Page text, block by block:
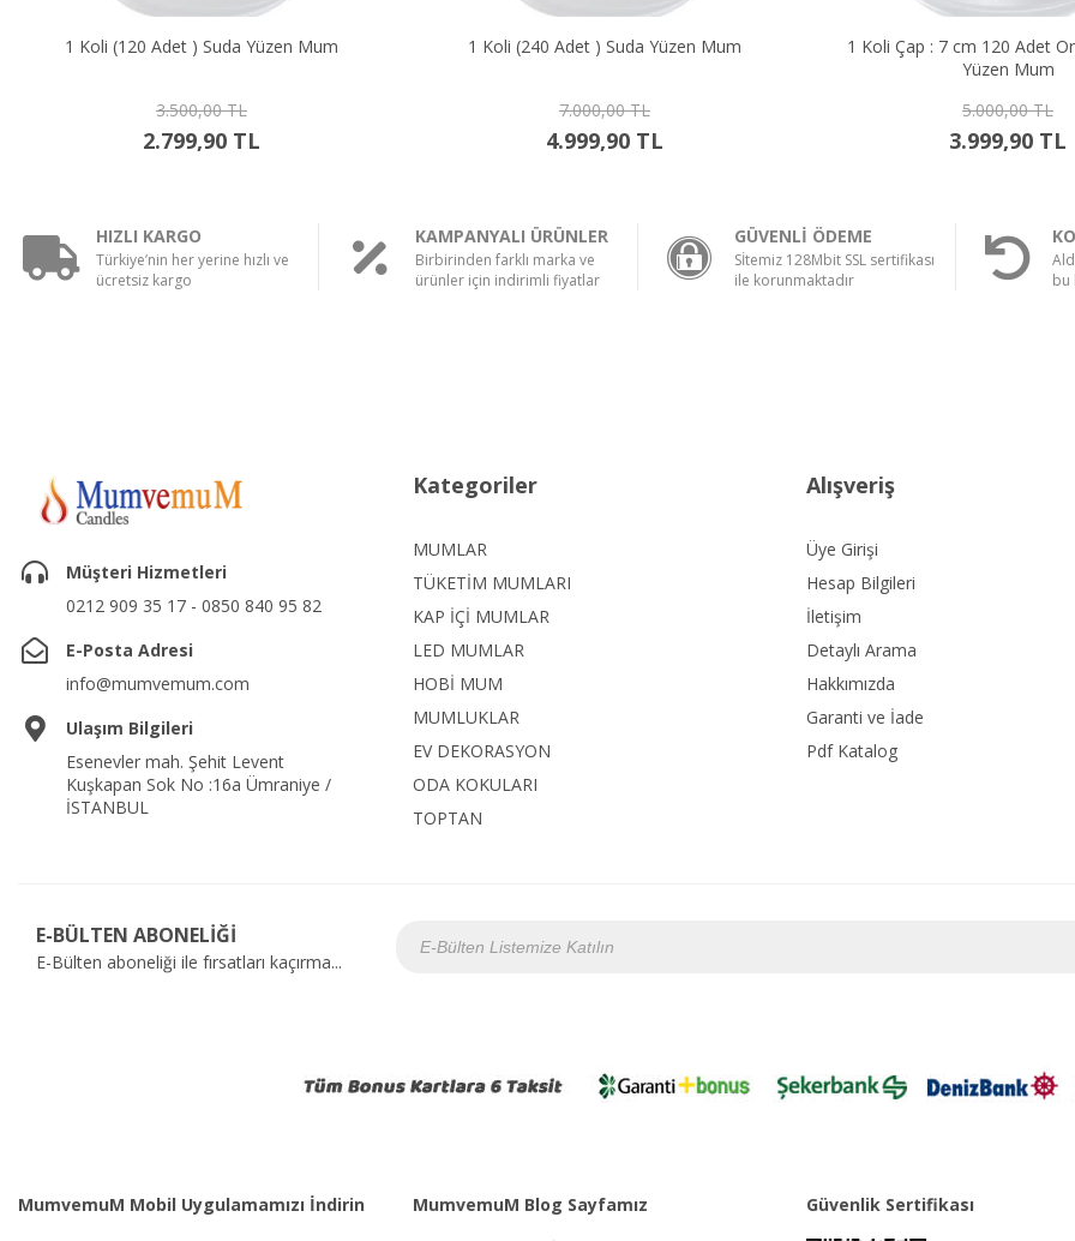
1 Koli (120 Adet ) Suda Yüzen Mum
3.500,00 TL
2.799,90 TL
1 Koli (240 Adet ) Suda Yüzen Mum
7.000,00 TL
4.999,90 TL
1 Koli Çap : 7 cm 120 Adet Orta
Yüzen Mum
5.000,00 TL
3.999,90 TL
HIZLI KARGO
Türkiye’nin her yerine hızlı ve
ücretsiz kargo
KAMPANYALI ÜRÜNLER
Birbirinden farklı marka ve
ürünler için indirimli fiyatlar
GÜVENLİ ÖDEME
Sİtemiz 128Mbit SSL sertifikası
ile korunmaktadır
bu
Müşteri Hizmetleri
0212 909 35 17 - 0850 840 95 82
E-Posta Adresi
info@mumvemum.com
Ulaşım Bilgileri
Esenevler mah. Şehit Levent
Kuşkapan Sok No :16a Ümraniye /
İSTANBUL
Kategoriler
MUMLAR
TÜKETİM MUMLARI
KAP İÇİ MUMLAR
LED MUMLAR
HOBİ MUM
MUMLUKLAR
EV DEKORASYON
ODA KOKULARI
TOPTAN
Alışveriş
Üye Girişi
Hesap Bilgileri
İletişim
Detaylı Arama
Hakkımızda
Garanti ve İade
Pdf Katalog
E-BÜLTEN ABONELİĞİ
E-Bülten aboneliği ile fırsatları kaçırma...
MumvemuM Mobil Uygulamamızı İndirin MumvemuM Blog Sayfamız Güvenlik Sertifikası